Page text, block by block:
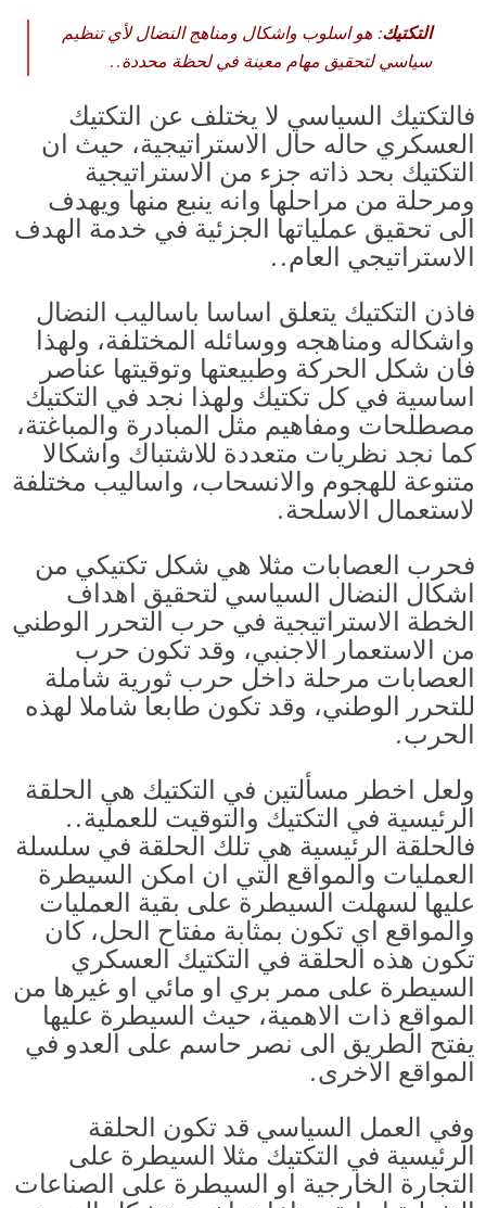
التكتيك: هو اسلوب واشكال ومناهج النضال لأي تنظيم
سياسي لتحقيق مهام معينة في لحظة محددة..
فالتكتيك السياسي لا يختلف عن التكتيك
العسكري حاله حال الاستراتيجية، حيث ان
التكتيك بحد ذاته جزء من الاستراتيجية
ومرحلة من مراحلها وانه ينبع منها ويهدف
الى تحقيق عملياتها الجزئية في خدمة الهدف
الاستراتيجي العام..
فاذن التكتيك يتعلق اساسا باساليب النضال
واشكاله ومناهجه ووسائله المختلفة، ولهذا
فان شكل الحركة وطبيعتها وتوقيتها عناصر
اساسية في كل تكتيك ولهذا نجد في التكتيك
مصطلحات ومفاهيم مثل المبادرة والمباغتة،
كما نجد نظريات متعددة للاشتباك واشكالا
متنوعة للهجوم والانسحاب، واساليب مختلفة
لاستعمال الاسلحة.
فحرب العصابات مثلا هي شكل تكتيكي من
اشكال النضال السياسي لتحقيق اهداف
الخطة الاستراتيجية في حرب التحرر الوطني
من الاستعمار الاجنبي، وقد تكون حرب
العصابات مرحلة داخل حرب ثورية شاملة
للتحرر الوطني، وقد تكون طابعا شاملا لهذه
الحرب.
ولعل اخطر مسألتين في التكتيك هي الحلقة
الرئيسية في التكتيك والتوقيت للعملية..
فالحلقة الرئيسية هي تلك الحلقة في سلسلة
العمليات والمواقع التي ان امكن السيطرة
عليها لسهلت السيطرة على بقية العمليات
والمواقع اي تكون بمثابة مفتاح الحل، كان
تكون هذه الحلقة في التكتيك العسكري
السيطرة على ممر بري او مائي او غيرها من
المواقع ذات الاهمية، حيث السيطرة عليها
يفتح الطريق الى نصر حاسم على العدو في
المواقع الاخرى.
وفي العمل السياسي قد تكون الحلقة
الرئيسية في التكتيك مثلا السيطرة على
التجارة الخارجية او السيطرة على الصناعات